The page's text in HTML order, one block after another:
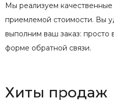
Мы реализуем
приемлемой стоимости. Вы
выполним ваш заказ: просто
форме обратной связи.
Хиты продаж